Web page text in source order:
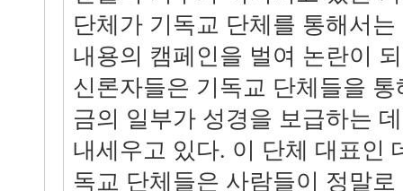
단체가 기독교 단체를 통해서
내용의 캠페인을 벌여 논란이
신론자들은 기독교 단체들을
금의 일부가 성경을 보급하는
내세우고 있다. 이 단체 대표인
독교 단체들은 사람들이 정말